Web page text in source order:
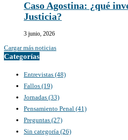
Caso Agostina: ¿qué
Justicia?
3 junio, 2026
Cargar más noticias
Categorías
Entrevistas (48)
Fallos (19)
Jornadas (33)
Pensamiento Penal (41)
Preguntas (27)
Sin categoría (26)